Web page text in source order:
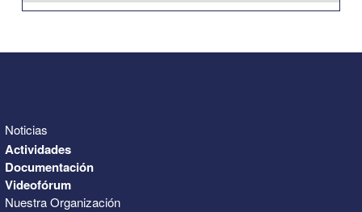
Noticias
Actividades
Documentación
Videofórum
Nuestra Organización